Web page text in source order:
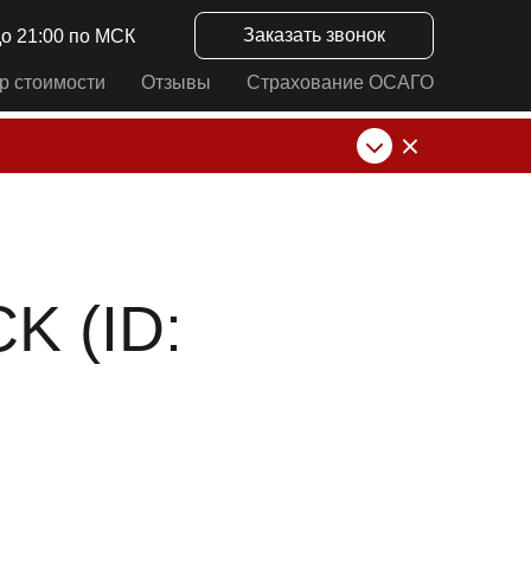
21:00 по МСК Заказать звонок
стоимости Отзывы Страхование ОСАГО
(ID: